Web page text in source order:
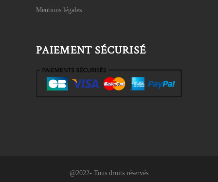
Mentions légales
PAIEMENT SÉCURISÉ
@2022- Tous droits réservés